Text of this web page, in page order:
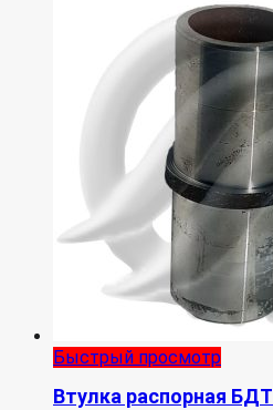
Быстрый просмотр
Втулка распорная БДТ